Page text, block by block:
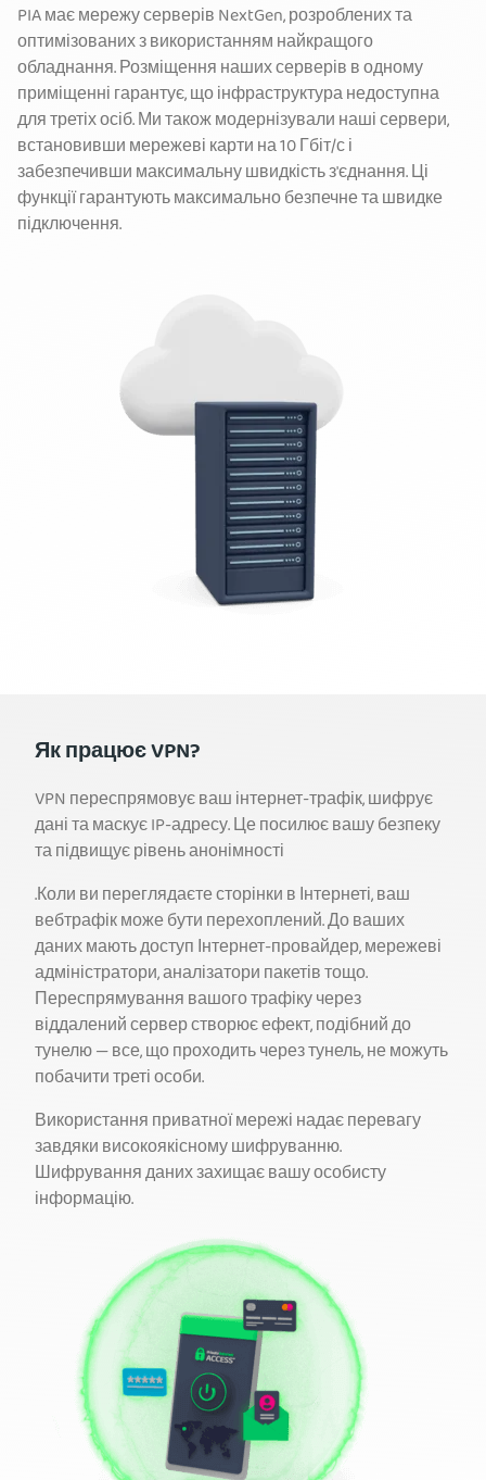
PIA має мережу серверів NextGen, розроблених та
оптимізованих з використанням найкращого
обладнання. Розміщення наших серверів в одному
приміщенні гарантує, що інфраструктура недоступна
для третіх осіб. Ми також модернізували наші сервери,
встановивши мережеві карти на 10 Гбіт/с і
забезпечивши максимальну швидкість з'єднання. Ці
функції гарантують максимально безпечне та швидке
підключення.
Як працює VPN?
VPN переспрямовує ваш інтернет-трафік, шифрує
дані та маскує IP-адресу. Це посилює вашу безпеку
та підвищує рівень анонімності
.Коли ви переглядаєте сторінки в Інтернеті, ваш
вебтрафік може бути перехоплений. До ваших
даних мають доступ Інтернет-провайдер, мережеві
адміністратори, аналізатори пакетів тощо.
Переспрямування вашого трафіку через
віддалений сервер створює ефект, подібний до
тунелю — все, що проходить через тунель, не можуть
побачити треті особи.
Використання приватної мережі надає перевагу
завдяки високоякісному шифруванню.
Шифрування даних захищає вашу особисту
інформацію.